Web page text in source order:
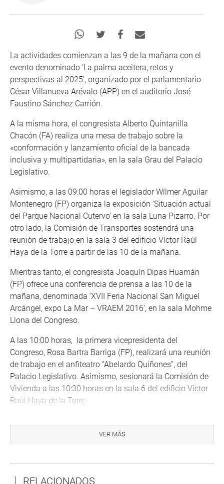
La actividades comienzan a las 9 de la mañana con el
evento denominado ‘La palma aceitera, retos y
perspectivas al 2025’, organizado por el parlamentario
César Villanueva Arévalo (APP) en el auditorio José
Faustino Sánchez Carrión.
A la misma hora, el congresista Alberto Quintanilla
Chacón (FA) realiza una mesa de trabajo sobre la
«conformación y lanzamiento oficial de la bancada
inclusiva y multipartidaria», en la sala Grau del Palacio
Legislativo.
Asimismo, a las 09:00 horas el legislador Wílmer Aguilar
Montenegro (FP) organiza la exposición ‘Situación actual
del Parque Nacional Cutervo’ en la sala Luna Pizarro. Por
otro lado, la Comisión de Transportes sostendrá una
reunión de trabajo en la sala 3 del edificio Víctor Raúl
Haya de la Torre a partir de las 10 de la mañana.
Mientras tanto, el congresista Joaquín Dipas Huamán
(FP) ofrece una conferencia de prensa a las 10 de la
mañana, denominada ‘XVII Feria Nacional San Miguel
Arcángel, expo La Mar – VRAEM 2016’, en la sala Mohme
Llona del Congreso.
A las 10:00 horas, la primera vicepresidenta del
Congreso, Rosa Bartra Barriga (FP), realizará una reunión
de trabajo en el anfiteatro “Abelardo Quiñones”, del
Palacio Legislativo. Asimismo, sesionará la Comisión de
Vivienda a las 10:30 horas en la sala 6 del edificio Víctor
Raúl Haya de la Torre.
Personas con Discapacidad se reunirá en la sala 5.
Mientras tanto, en la Sala 4 se instalará –al mediodía- el
regionales y locales.
VER MÁS
RELACIONADOS